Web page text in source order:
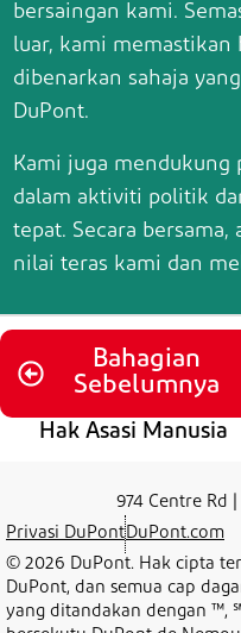
bersaingan kami.
luar, kami memastikan
dibenarkan sahaja
DuPont.
Kami juga mendukung
dalam aktiviti politik
tepat. Secara
nilai teras kami dan
Bahagian
Sebelumnya
Hak Asasi Manusia
974 Centre Rd
Privasi DuPontDuPont.com
© 2026 DuPont. Hak cipta
DuPont, dan semua cap
yang ditandakan dengan ™,